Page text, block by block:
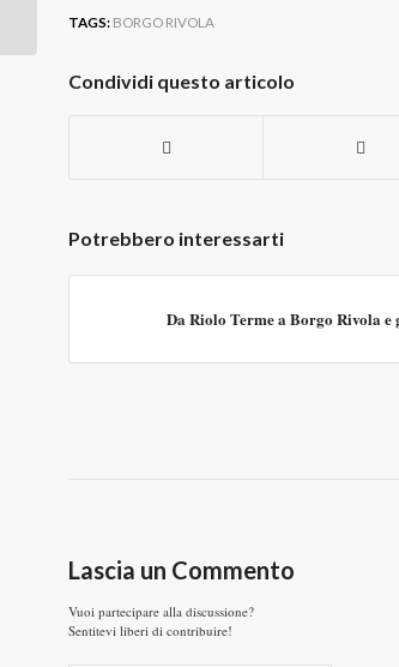
TAGS: BORGO RIVOLA
Condividi questo articolo
Potrebbero interessarti
Da Riolo Terme a Borgo Rivola e
Lascia un Commento
Vuoi partecipare alla discussione?
Sentitevi liberi di contribuire!